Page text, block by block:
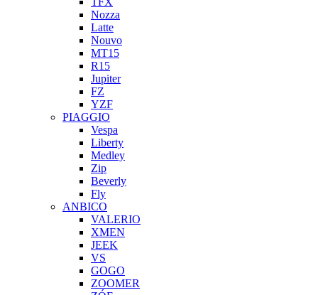
Nozza
Latte
Nouvo
MT15
R15
Jupiter
FZ
YZF
PIAGGIO
Vespa
Liberty
Medley
Zip
Beverly
Fly
ANBICO
VALERIO
XMEN
JEEK
VS
GOGO
ZOOMER